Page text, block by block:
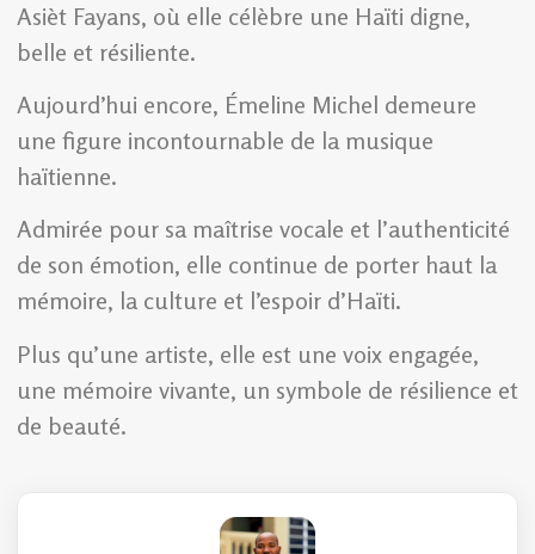
Asièt Fayans, où elle célèbre une Haïti digne,
belle et résiliente.
Aujourd’hui encore, Émeline Michel demeure
une figure incontournable de la musique
haïtienne.
Admirée pour sa maîtrise vocale et l’authenticité
de son émotion, elle continue de porter haut la
mémoire, la culture et l’espoir d’Haïti.
Plus qu’une artiste, elle est une voix engagée,
une mémoire vivante, un symbole de résilience et
de beauté.